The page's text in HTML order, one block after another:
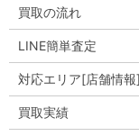
買取の流れ
LINE簡単査定
対応エリア[店舗情報]
買取実績